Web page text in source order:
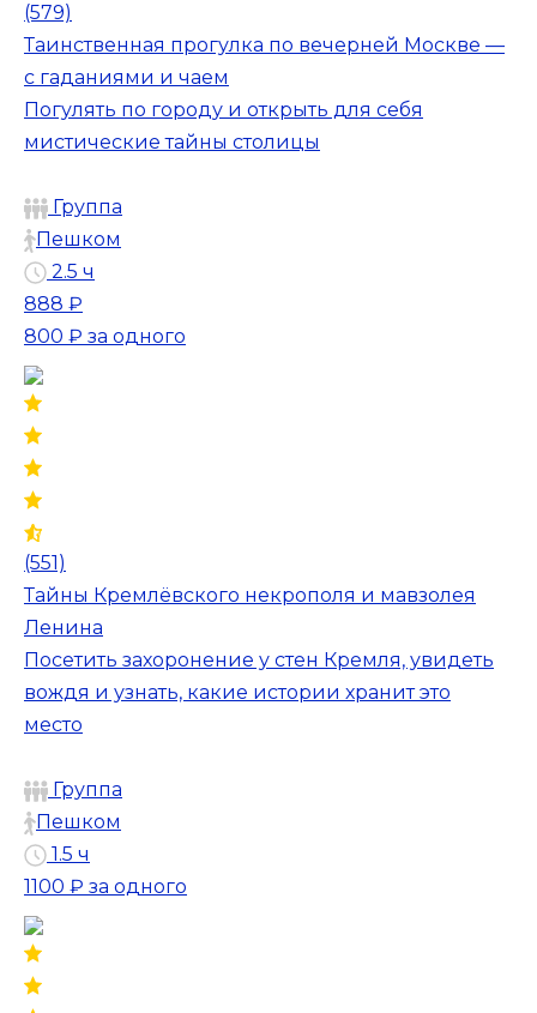
(579)
Таинственная прогулка по вечерней Москве —
с гаданиями и чаем
Погулять по городу и открыть для себя
мистические тайны столицы
Группа
Пешком
2.5 ч
888 ₽
800 ₽ за одного
(551)
Тайны Кремлёвского некрополя и мавзолея
Ленина
Посетить захоронение у стен Кремля, увидеть
вождя и узнать, какие истории хранит это
место
Группа
Пешком
1.5 ч
1100 ₽ за одного